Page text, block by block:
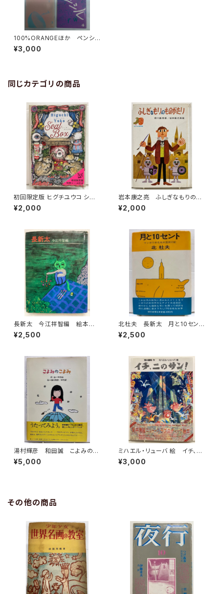
100%ORANGEほか ペンシル
１号から４号 装丁・デザイン
鈴木いづみ 2000〜2001
¥3,000
同じカテゴリの商品
初回限定版 ヒグチユウコ シー
ル・ボックス サイン入り 201
8年 初版 グラフィック社
¥2,000
岩本康之亮 ふしぎなもりのも
のがたり 前川康男 創作どう
わ絵本８ 1966年 函なし
¥2,000
長新太 今江祥智編 絵本作
家文庫 1977年 すばる書房
文庫
¥2,500
北杜夫 長新太 月と10セン
ト 1971年 初版 帯 朝日
新聞社
¥2,500
湯村輝彦 和田誠 こよみのこ
よみ 詞・局 和田誠 1977
年 初版 帯 すばる書房
¥5,000
ミハエル・リューバ 絵 イチ、ニ
のサン！ 筒井康隆 作 1986
年 初版 帯 河出書房新社
¥3,000
その他の商品